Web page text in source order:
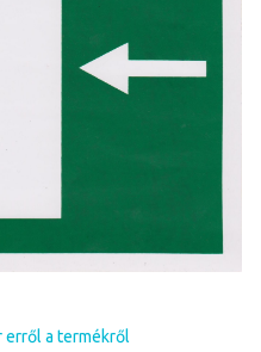
erről a termékről